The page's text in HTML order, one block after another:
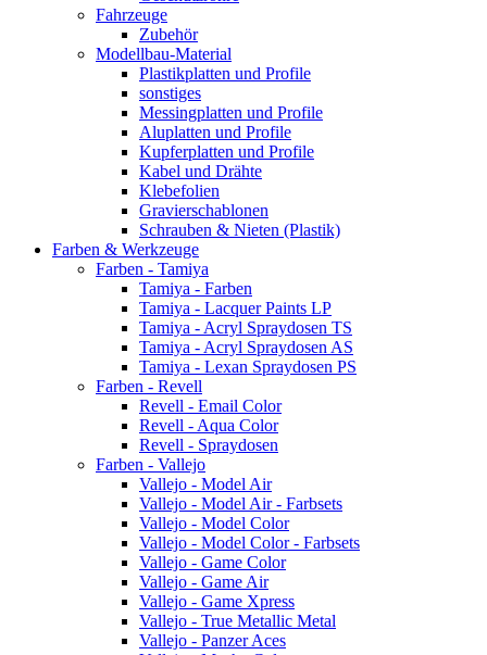
Fahrzeuge
Zubehör
Modellbau-Material
Plastikplatten und Profile
sonstiges
Messingplatten und Profile
Aluplatten und Profile
Kupferplatten und Profile
Kabel und Drähte
Klebefolien
Gravierschablonen
Schrauben & Nieten (Plastik)
Farben & Werkzeuge
Farben - Tamiya
Tamiya - Farben
Tamiya - Lacquer Paints LP
Tamiya - Acryl Spraydosen TS
Tamiya - Acryl Spraydosen AS
Tamiya - Lexan Spraydosen PS
Farben - Revell
Revell - Email Color
Revell - Aqua Color
Revell - Spraydosen
Farben - Vallejo
Vallejo - Model Air
Vallejo - Model Air - Farbsets
Vallejo - Model Color
Vallejo - Model Color - Farbsets
Vallejo - Game Color
Vallejo - Game Air
Vallejo - Game Xpress
Vallejo - True Metallic Metal
Vallejo - Panzer Aces